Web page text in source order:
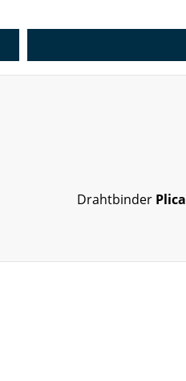
Drahtbinder Plica